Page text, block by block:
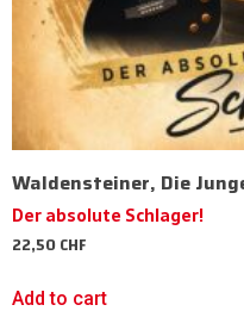
Waldensteiner, Die
Der absolute Schlager!
22,50CHF
Add to cart